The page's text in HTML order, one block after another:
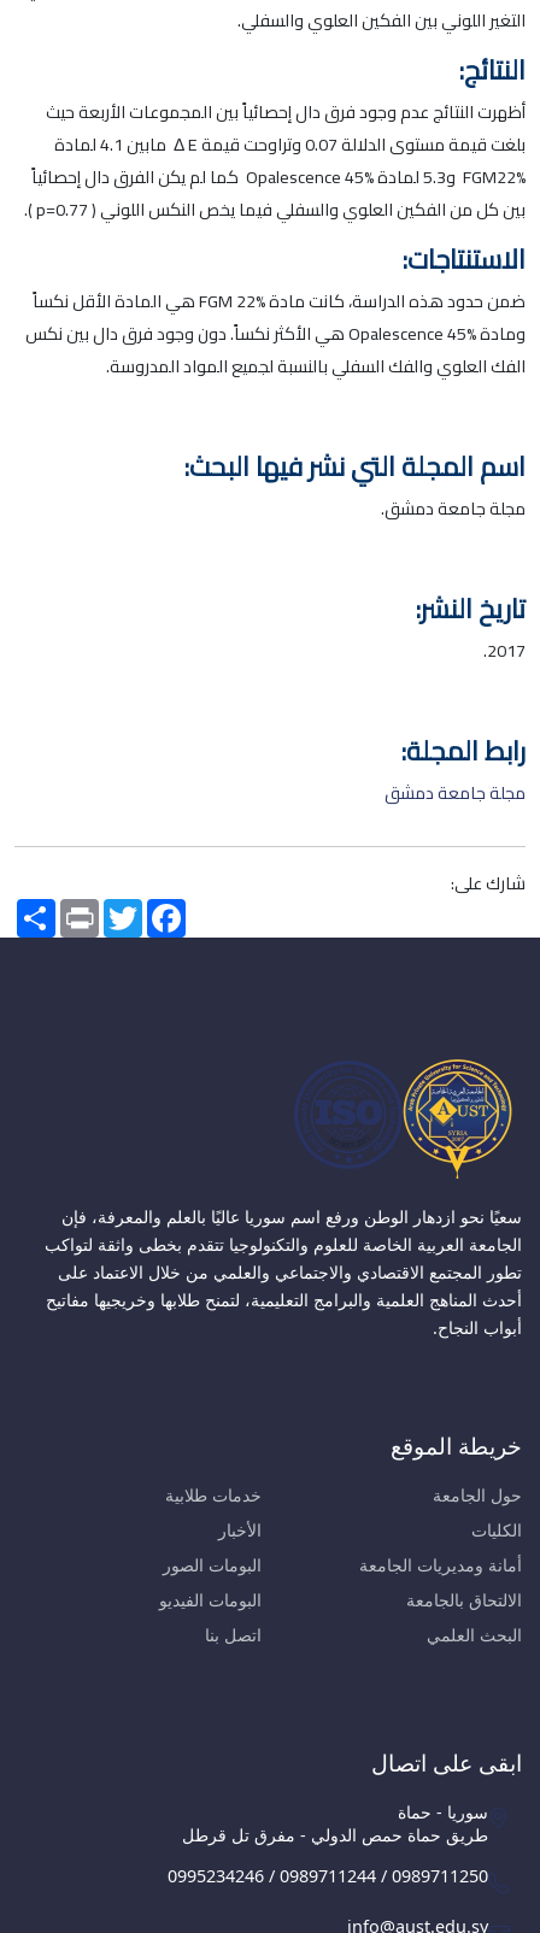
التغير اللوني بين الفكين العلوي والسفلي.
النتائج:
أظهرت النتائج عدم وجود فرق دال إحصائياً بين المجموعات الأربعة حيث
بلغت قيمة مستوى الدلالة 0.07 وتراوحت قيمة Δ E مابين 4.1 لمادة
FGM22% و5.3 لمادة Opalescence 45% كما لم يكن الفرق دال إحصائياً
بين كل من الفكين العلوي والسفلي فيما يخص النكس اللوني ( p=0.77 ).
الاستنتاجات:
ضمن حدود هذه الدراسة، كانت مادة FGM 22% هي المادة الأقل نكساً
ومادة Opalescence 45% هي الأكثر نكساً. دون وجود فرق دال بين نكس
الفك العلوي والفك السفلي بالنسبة لجميع المواد المدروسة.
اسم المجلة التي نشر فيها البحث:
مجلة جامعة دمشق.
تاريخ النشر:
2017.
رابط المجلة:
مجلة جامعة دمشق
شارك على:
Share PrintTwitterFacebook
سعيًا نحو ازدهار الوطن ورفع اسم سوريا عاليًا بالعلم والمعرفة، فإن
الجامعة العربية الخاصة للعلوم والتكنولوجيا تتقدم بخطى واثقة لتواكب
تطور المجتمع الاقتصادي والاجتماعي والعلمي من خلال الاعتماد على
أحدث المناهج العلمية والبرامج التعليمية، لتمنح طلابها وخريجيها مفاتيح
أبواب النجاح.
خريطة الموقع
حول الجامعة
الكليات
أمانة ومديريات الجامعة
الالتحاق بالجامعة
البحث العلمي
خدمات طلابية
الأخبار
البومات الصور
البومات الفيديو
اتصل بنا
ابقى على اتصال
سوريا - حماة
طريق حماة حمص الدولي - مفرق تل قرطل
0995234246 / 0989711244 / 0989711250
info@aust.edu.sy